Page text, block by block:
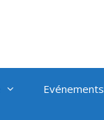
Evénements